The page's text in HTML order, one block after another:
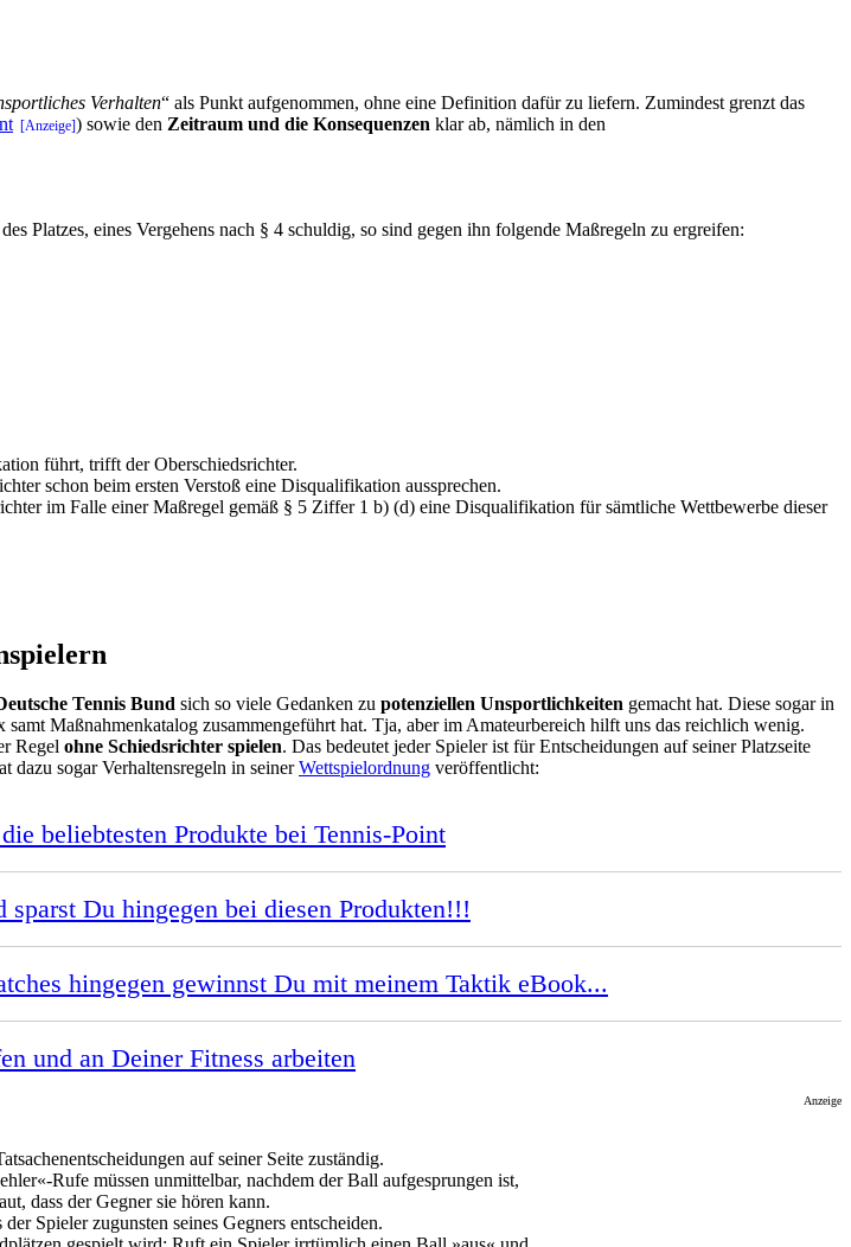
Verhalten“ als Punkt aufgenommen, ohne eine Definition dafür zu liefern. Zumindest grenzt das
) sowie den Zeitraum und die Konsequenzen klar ab, nämlich in den
Platzes, eines Vergehens nach § 4 schuldig, so sind gegen ihn folgende Maßregeln zu ergreifen:
führt, trifft der Oberschiedsrichter.
schon beim ersten Verstoß eine Disqualifikation aussprechen.
im Falle einer Maßregel gemäß § 5 Ziffer 1 b) (d) eine Disqualifikation für sämtliche Wettbewerbe dieser
Tennis Bund sich so viele Gedanken zu potenziellen Unsportlichkeiten gemacht hat. Diese sogar in
samt Maßnahmenkatalog zusammengeführt hat. Tja, aber im Amateurbereich hilft uns das reichlich wenig.
Regel ohne Schiedsrichter spielen. Das bedeutet jeder Spieler ist für Entscheidungen auf seiner Platzseite
dazu sogar Verhaltensregeln in seinerWettspielordnung veröffentlicht:
beliebtesten Produkte bei Tennis-Point
sparst Du hingegen bei diesen Produkten!!!
hingegen gewinnst Du mit meinem Taktik eBook...
und an Deiner Fitness arbeiten
Anzeige
auf seiner Seite zuständig.
Rufe müssen unmittelbar, nachdem der Ball aufgesprungen ist,
dass der Gegner sie hören kann.
Spieler zugunsten seines Gegners entscheiden.